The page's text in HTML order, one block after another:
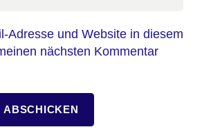
Adresse und Website in diesem
nächsten Kommentar
ABSCHICKEN